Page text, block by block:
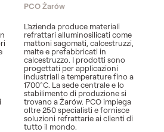
PCO Żarów
L'azienda produce materiali
refrattari alluminosilicati come
mattoni sagomati, calcestruzzi,
malte e prefabbricati in
calcestruzzo. I prodotti sono
progettati per applicazioni
industriali a temperature fino a
1700°C. La sede centrale e lo
stabilimento di produzione si
trovano a Żarów. PCO impiega
oltre 250 specialisti e fornisce
soluzioni refrattarie ai clienti di
tutto il mondo.